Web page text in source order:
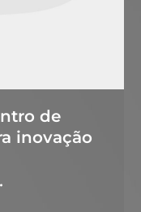
de
inovação